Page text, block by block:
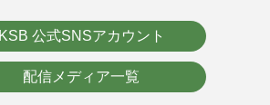
KSB 公式SNSアカウント
配信メディア一覧